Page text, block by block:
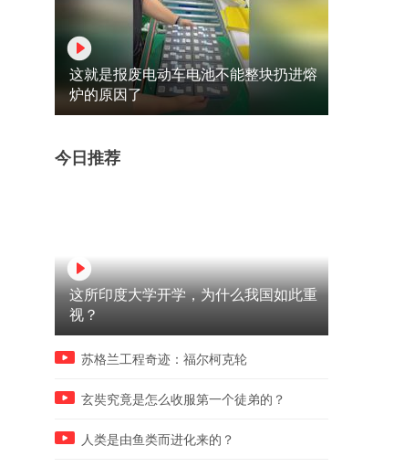
07:31
0胜4负却获救命外卡！卞相壹
角部死活：占据二一眼位要
这就是报废电动车电池不能整块扔进熔
炉的原因了
今日推荐
这所印度大学开学，为什么我国如此重
视？
苏格兰工程奇迹：福尔柯克轮
玄奘究竟是怎么收服第一个徒弟的？
人类是由鱼类而进化来的？